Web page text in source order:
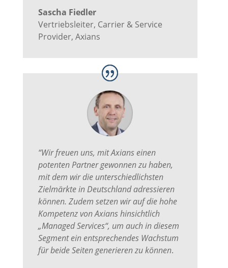
Sascha Fiedler
Vertriebsleiter, Carrier & Service
Provider, Axians
“Wir freuen uns, mit Axians einen
potenten Partner gewonnen zu haben,
mit dem wir die unterschiedlichsten
Zielmärkte in Deutschland adressieren
können. Zudem setzen wir auf die hohe
Kompetenz von Axians hinsichtlich
„Managed Services“, um auch in diesem
Segment ein entsprechendes Wachstum
für beide Seiten generieren zu können.